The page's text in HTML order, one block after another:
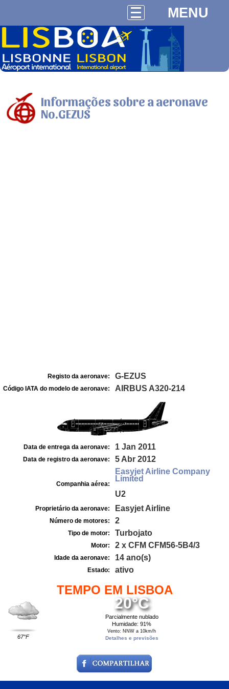
MENU
Informações sobre a aeronave
No.GEZUS
Registo da aeronave: G-EZUS
Código IATA do modelo de aeronave: AIRBUS A320-214
Data de entrega da aeronave: 1 Jan 2011
Data de registro da aeronave: 5 Abr 2012
Companhia aérea:
Easyjet Airline Company
Limited
U2
Proprietário da aeronave: Easyjet Airline
Número de motores: 2
Tipo de motor: Turbojato
Motor: 2 x CFM CFM56-5B4/3
Idade da aeronave: 14 ano(s)
Estado: ativo
TEMPO EM LISBOA
67°F
20°C
Parcialmente nublado
Humidade: 91%
Vento: NNW a 10km/h
Detalhes e previsões